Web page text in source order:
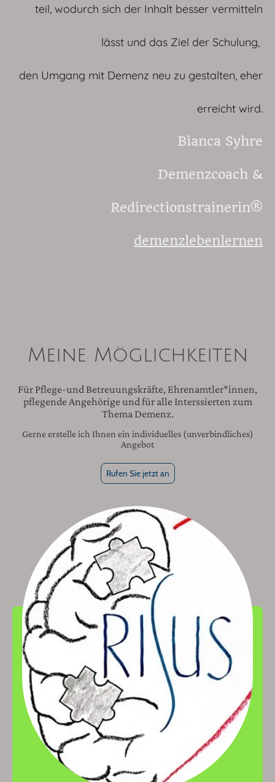
teil, wodurch sich der Inhalt besser vermitteln
lässt und das Ziel der Schulung,
den Umgang mit Demenz neu zu gestalten, eher
erreicht wird.
Bianca Syhre
Demenzcoach &
Redirectionstrainerin®
demenzlebenlernen
Meine Möglichkeiten
Für Pflege-und Betreuungskräfte, Ehrenamtler*innen,
pflegende Angehörige und für alle Interssierten zum
Thema Demenz.
Gerne erstelle ich Ihnen ein individuelles (unverbindliches)
Angebot
Rufen Sie jetzt an